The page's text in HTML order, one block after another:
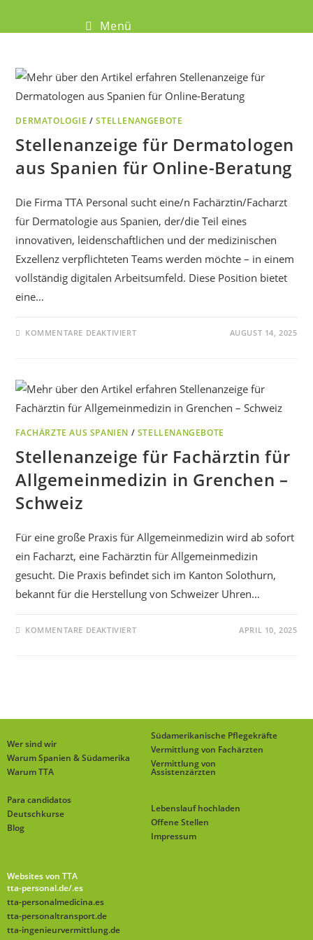
Menü
DERMATOLOGIE /STELLENANGEBOTE
Stellenanzeige für Dermatologen
aus Spanien für Online-Beratung
Die Firma TTA Personal sucht eine/n Fachärztin/Facharzt
für Dermatologie aus Spanien, der/die Teil eines
innovativen, leidenschaftlichen und der medizinischen
Exzellenz verpflichteten Teams werden möchte – in einem
vollständig digitalen Arbeitsumfeld. Diese Position bietet
eine…
KOMMENTARE DEAKTIVIERT AUGUST 14, 2025
FACHÄRZTE AUS SPANIEN / STELLENANGEBOTE
Stellenanzeige für Fachärztin für
Allgemeinmedizin in Grenchen –
Schweiz
Für eine große Praxis für Allgemeinmedizin wird ab sofort
ein Facharzt, eine Fachärztin für Allgemeinmedizin
gesucht. Die Praxis befindet sich im Kanton Solothurn,
bekannt für die Herstellung von Schweizer Uhren…
KOMMENTARE DEAKTIVIERT APRIL 10, 2025
Wer sind wir
Warum Spanien & Südamerika
Warum TTA
Südamerikanische Pflegekräfte
Vermittlung von Fachärzten
Vermittlung von
Assistenzärzten
Para candidatos
Deutschkurse
Blog
Lebenslauf hochladen
Offene Stellen
Impressum
Websites von TTA
tta-personal.de/.es
tta-personalmedicina.es
tta-personaltransport.de
tta-ingenieurvermittlung.de